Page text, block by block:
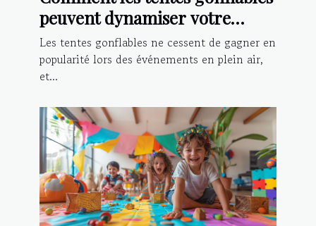
peuvent dynamiser votre
présence lors d'événements
Les tentes gonflables ne cessent de gagner en
popularité lors des événements en plein air,
et...